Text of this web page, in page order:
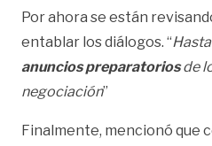
Por ahora se están
entablar los diálogos. “
anuncios preparatoriosde
negociación”
Finalmente, mencionó que